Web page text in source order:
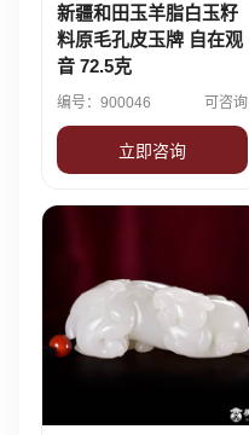
新疆和田玉羊脂白玉籽
料原毛孔皮玉牌 自在观
音 72.5克
编号：900046 可咨询
立即咨询